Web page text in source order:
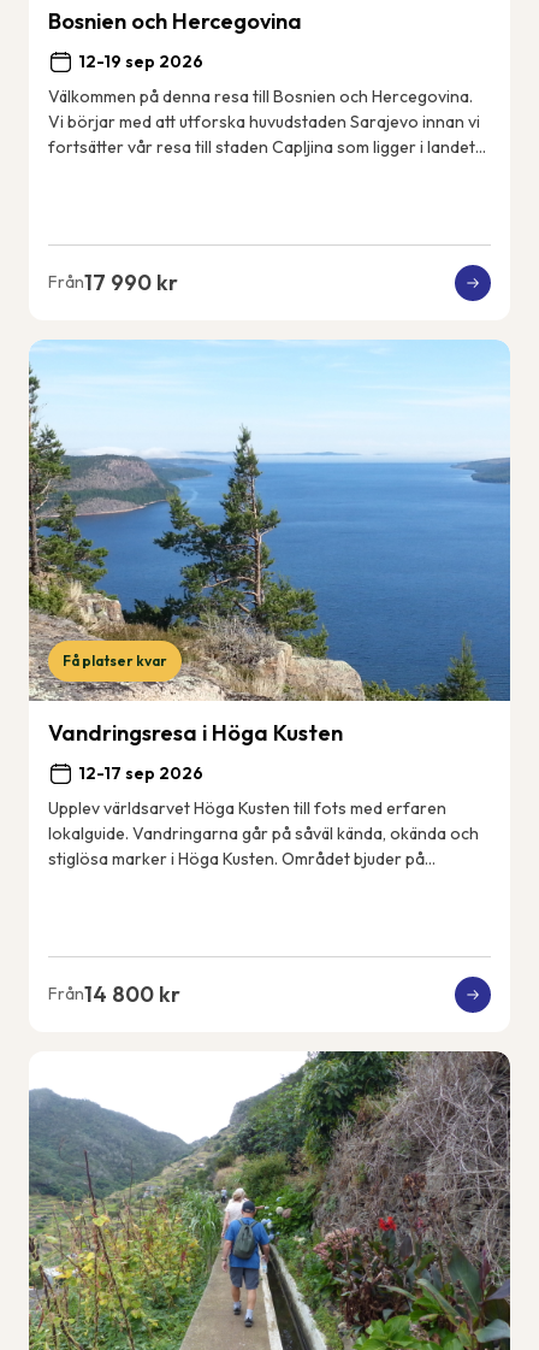
Bosnien och Hercegovina
12-19 sep 2026
Välkommen på denna resa till Bosnien och Hercegovina.
Vi börjar med att utforska huvudstaden Sarajevo innan vi
fortsätter vår resa till staden Capljina som ligger i landets
Från17 990 kr
Få platser kvar
Vandringsresa i Höga Kusten
12-17 sep 2026
Upplev världsarvet Höga Kusten till fots med erfaren
lokalguide. Vandringarna går på såväl kända, okända och
stiglösa marker i Höga Kusten. Området bjuder på
Från14 800 kr